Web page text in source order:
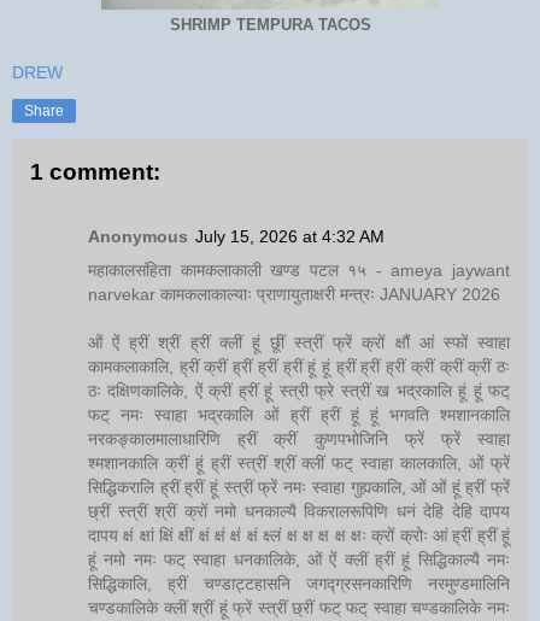
SHRIMP TEMPURA TACOS
DREW
Share
1 comment:
Anonymous July 15, 2026 at 4:32 AM
महाकालसंहिता कामकलाकाली खण्ड पटल १५ - ameya jaywant
narvekar कामकलाकाल्याः प्राणायुताक्षरी मन्त्रः JANUARY 2026
ओं ऐं ह्रीं श्रीं ह्रीं क्लीं हूं छूीं स्त्रीं फ्रें क्रों क्षौं आं स्फों स्वाहा
कामकलाकालि, ह्रीं क्रीं ह्रीं ह्रीं ह्रीं हूं हूं ह्रीं ह्रीं ह्रीं क्रीं क्रीं क्रीं ठः
ठः दक्षिणकालिके, ऐं क्रीं ह्रीं हूं स्त्री फ्रे स्त्रीं ख भद्रकालि हूं हूं फट्
फट् नमः स्वाहा भद्रकालि ओं ह्रीं ह्रीं हूं हूं भगवति श्मशानकालि
नरकङ्कालमालाधारिणि ह्रीं क्रीं कुणपभोजिनि फ्रें फ्रें स्वाहा
श्मशानकालि क्रीं हूं ह्रीं स्त्रीं श्रीं क्लीं फट् स्वाहा कालकालि, ओं फ्रें
सिद्धिकरालि ह्रीं ह्रीं हूं स्त्रीं फ्रें नमः स्वाहा गुह्यकालि, ओं ओं हूं ह्रीं फ्रें
छ्रीं स्त्रीं श्रीं क्रों नमो धनकाल्यै विकरालरूपिणि धनं देहि देहि दापय
दापय क्षं क्षां क्षिं क्षीं क्षं क्षं क्षं क्षं क्ष्लं क्ष क्ष क्ष क्ष क्षः क्रों क्रोः आं ह्रीं ह्रीं हूं
हूं नमो नमः फट् स्वाहा धनकालिके, ओं ऐं क्लीं ह्रीं हूं सिद्धिकाल्यै नमः
सिद्धिकालि, ह्रीं चण्डाट्टहासनि जगद्ग्रसनकारिणि नरमुण्डमालिनि
चण्डकालिके क्लीं श्रीं हूं फ्रें स्त्रीं छ्रीं फट् फट् स्वाहा चण्डकालिके नमः